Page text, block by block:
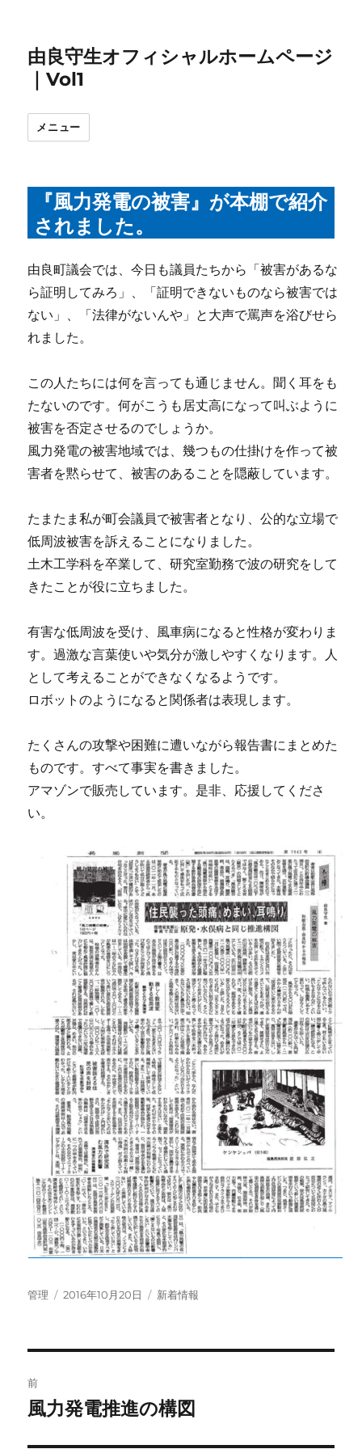
由良守生オフィシャルホームページ
｜Vol1
メニュー
『風力発電の被害』が本棚で紹介
されました。
由良町議会では、今日も議員たちから「被害があるな
ら証明してみろ」、「証明できないものなら被害では
ない」、「法律がないんや」と大声で罵声を浴びせら
れました。
この人たちには何を言っても通じません。聞く耳をも
たないのです。何がこうも居丈高になって叫ぶように
被害を否定させるのでしょうか。
風力発電の被害地域では、幾つもの仕掛けを作って被
害者を黙らせて、被害のあることを隠蔽しています。
たまたま私が町会議員で被害者となり、公的な立場で
低周波被害を訴えることになりました。
土木工学科を卒業して、研究室勤務で波の研究をして
きたことが役に立ちました。
有害な低周波を受け、風車病になると性格が変わりま
す。過激な言葉使いや気分が激しやすくなります。人
として考えることができなくなるようです。
ロボットのようになると関係者は表現します。
たくさんの攻撃や困難に遭いながら報告書にまとめた
ものです。すべて事実を書きました。
アマゾンで販売しています。是非、応援してくださ
い。
投
管理
投
2016年10月20日
カ
新着情報
稿
前
前
風力発電推進の構図